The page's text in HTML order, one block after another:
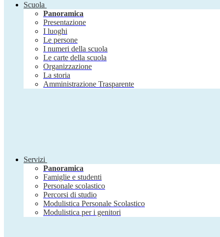
Scuola
Panoramica
Presentazione
I luoghi
Le persone
I numeri della scuola
Le carte della scuola
Organizzazione
La storia
Amministrazione Trasparente
Servizi
Panoramica
Famiglie e studenti
Personale scolastico
Percorsi di studio
Modulistica Personale Scolastico
Modulistica per i genitori